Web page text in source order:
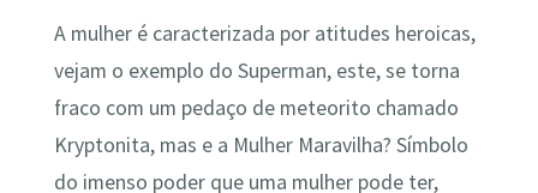
A mulher é caracterizada por atitudes heroicas,
vejam o exemplo do Superman, este, se torna
fraco com um pedaço de meteorito chamado
Kryptonita, mas e a Mulher Maravilha? Símbolo
do imenso poder que uma mulher pode ter,